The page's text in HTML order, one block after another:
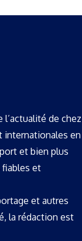
l’actualité de chez
internationales en
et bien plus
fiables et
et autres
la rédaction est